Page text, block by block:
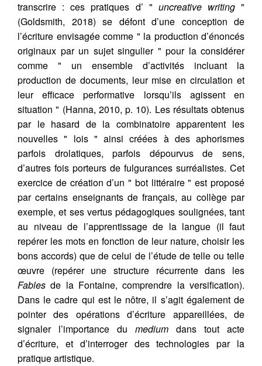
transcrire : ces pratiques d’ " uncreative writing"
(Goldsmith, 2018) se défont d’une conception de
l’écriture envisagée comme " la production d’énoncés
originaux par un sujet singulier " pour la considérer
comme " un ensemble d’activités incluant la
production de documents, leur mise en circulation et
leur efficace performative lorsqu’ils agissent en
situation " (Hanna, 2010, p. 10). Les résultats obtenus
par le hasard de la combinatoire apparentent les
nouvelles " lois " ainsi créées à des aphorismes
parfois drolatiques, parfois dépourvus de sens,
d’autres fois porteurs de fulgurances surréalistes. Cet
exercice de création d’un " bot littéraire " est proposé
par certains enseignants de français, au collège par
exemple, et ses vertus pédagogiques soulignées, tant
au niveau de l’apprentissage de la langue (il faut
repérer les mots en fonction de leur nature, choisir les
bons accords) que de celui de l’étude de telle ou telle
œuvre (repérer une structure récurrente dans les
Fables de la Fontaine, comprendre la versification).
Dans le cadre qui est le nôtre, il s’agit également de
pointer des opérations d’écriture appareillées, de
signaler l’importance du medium dans tout acte
d’écriture, et d’interroger des technologies par la
pratique artistique.